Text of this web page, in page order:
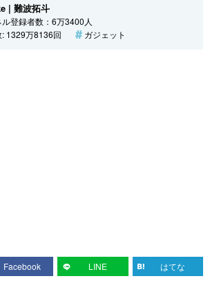
| 難波拓斗
登録者数：6万3400人
1329万8136回
ガジェット
Facebook LINE はてな